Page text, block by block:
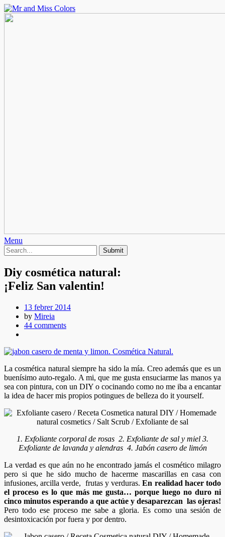
Menu
Diy cosmética natural:
¡Feliz San valentin!
13 febrer 2014
by Mireia
44 comments
La cosmética natural siempre ha sido la mía. Creo además que es un
buenísimo auto-regalo. A mi, que me gusta ensuciarme las manos ya
sea con pintura, con un DIY o cocinando como no me iba a encantar
la idea de hacer mis propios potingues de belleza do it yourself.
1. Exfoliante corporal de rosas 2. Exfoliante de sal y miel 3.
Exfoliante de lavanda y alendras 4. Jabón casero de limón
La verdad es que aún no he encontrado jamás el cosmético milagro
pero si que he sido mucho de hacerme mascarillas en casa con
infusiones, arcilla verde, frutas y verduras.En realidad hacer todo
el proceso es lo que más me gusta… porque luego no duro ni
cinco minutos esperando a que actúe y desaparezcan las ojeras!
Pero todo ese proceso me sabe a gloria. Es como una sesión de
desintoxicación por fuera y por dentro.